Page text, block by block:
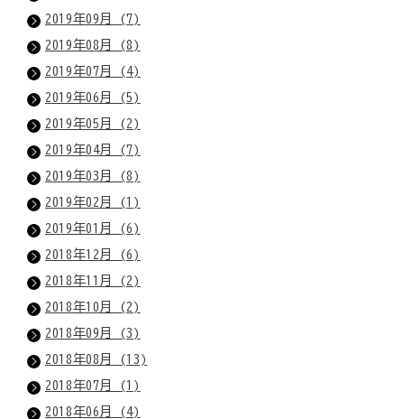
2019年09月 (7)
2019年08月 (8)
2019年07月 (4)
2019年06月 (5)
2019年05月 (2)
2019年04月 (7)
2019年03月 (8)
2019年02月 (1)
2019年01月 (6)
2018年12月 (6)
2018年11月 (2)
2018年10月 (2)
2018年09月 (3)
2018年08月 (13)
2018年07月 (1)
2018年06月 (4)